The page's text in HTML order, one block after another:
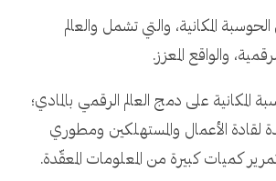
المكانية، والتي تشمل والعالم
والواقع المعزز.
المكانية على دمج العالم الرقمي بالمادي؛
لقادة الأعمال والمستهلكين ومطوري
كميات كبيرة من المعلومات المعقّدة.